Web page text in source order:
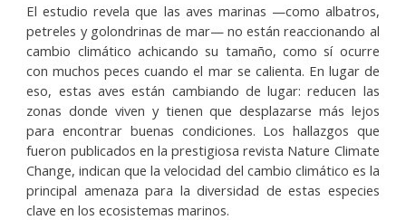
El estudio revela que las aves marinas —como albatros,
petreles y golondrinas de mar— no están reaccionando al
cambio climático achicando su tamaño, como sí ocurre
con muchos peces cuando el mar se calienta. En lugar de
eso, estas aves están cambiando de lugar: reducen las
zonas donde viven y tienen que desplazarse más lejos
para encontrar buenas condiciones. Los hallazgos que
fueron publicados en la prestigiosa revista Nature Climate
Change, indican que la velocidad del cambio climático es la
principal amenaza para la diversidad de estas especies
clave en los ecosistemas marinos.